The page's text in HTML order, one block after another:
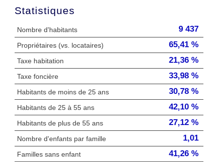
Statistiques
Nombre d'habitants 9 437
Propriétaires (vs. locataires) 65,41 %
Taxe habitation 21,36 %
Taxe foncière 33,98 %
Habitants de moins de 25 ans 30,78 %
Habitants de 25 à 55 ans 42,10 %
Habitants de plus de 55 ans 27,12 %
Nombre d'enfants par famille 1,01
Familles sans enfant 41,26 %